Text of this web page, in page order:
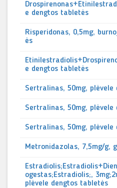
e dengtos tabletės
Risperidonas, 0,5mg,
ės
e dengtos tabletės
Sertralinas, 50mg, plėvele
Sertralinas, 50mg, plėvele
Sertralinas, 50mg, plėvele
Metronidazolas, 7,5mg/g,
ogestas;Estradiolis;,
plėvele dengtos tabletės